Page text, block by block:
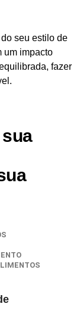
seu estilo de
um impacto
fazer